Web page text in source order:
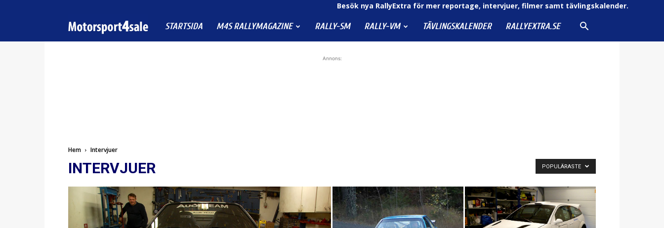
Besök nya RallyExtra för mer reportage, intervjuer, filmer samt tävlingskalender.
Motorsport4sale
STARTSIDA M4S RALLYMAGAZINE RALLY-SM RALLY-VM TÄVLINGSKALENDER RALLYEXTRA.SE
Annons:
Hem Intervjuer
INTERVJUER POPULÄRASTE